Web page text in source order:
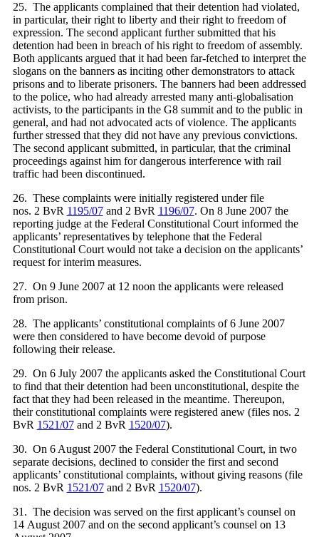
25. The applicants complained that their detention had violated,
in particular, their right to liberty and their right to freedom of
expression. The second applicant further submitted that his
detention had been in breach of his right to freedom of assembly.
Both applicants argued that it had been far-fetched to interpret the
slogans on the banners as inciting other demonstrators to attack
prisons and to liberate prisoners. The banners had been addressed
to the police, who had already arrested many anti‑globalisation
activists, to the participants in the G8 summit and to the public in
general, and had not advocated acts of violence. The applicants
further stressed that they did not have any previous convictions.
The second applicant submitted, in particular, that the criminal
proceedings against him for dangerous interference with rail
traffic had been discontinued.
26. These complaints were initially registered under file
nos. 2 BvR 1195/07and 2 BvR 1196/07. On 8 June 2007 the
reporting judge at the Federal Constitutional Court informed the
applicants’ representatives by telephone that the Federal
Constitutional Court would not take a decision on the applicants’
request for interim measures.
27. On 9 June 2007 at 12 noon the applicants were released
from prison.
28. The applicants’ constitutional complaints of 6 June 2007
were then considered to have become devoid of purpose
following their release.
29. On 6 July 2007 the applicants asked the Constitutional Court
to find that their detention had been unconstitutional, despite the
fact that they had been released in the meantime. Thereupon,
their constitutional complaints were registered anew (files nos. 2
BvR 1521/07and 2 BvR 1520/07).
30. On 6 August 2007 the Federal Constitutional Court, in two
separate decisions, declined to consider the first and second
applicants’ constitutional complaints, without giving reasons (file
nos. 2 BvR 1521/07and 2 BvR 1520/07).
31. The decision was served on the first applicant’s counsel on
14 August 2007 and on the second applicant’s counsel on 13